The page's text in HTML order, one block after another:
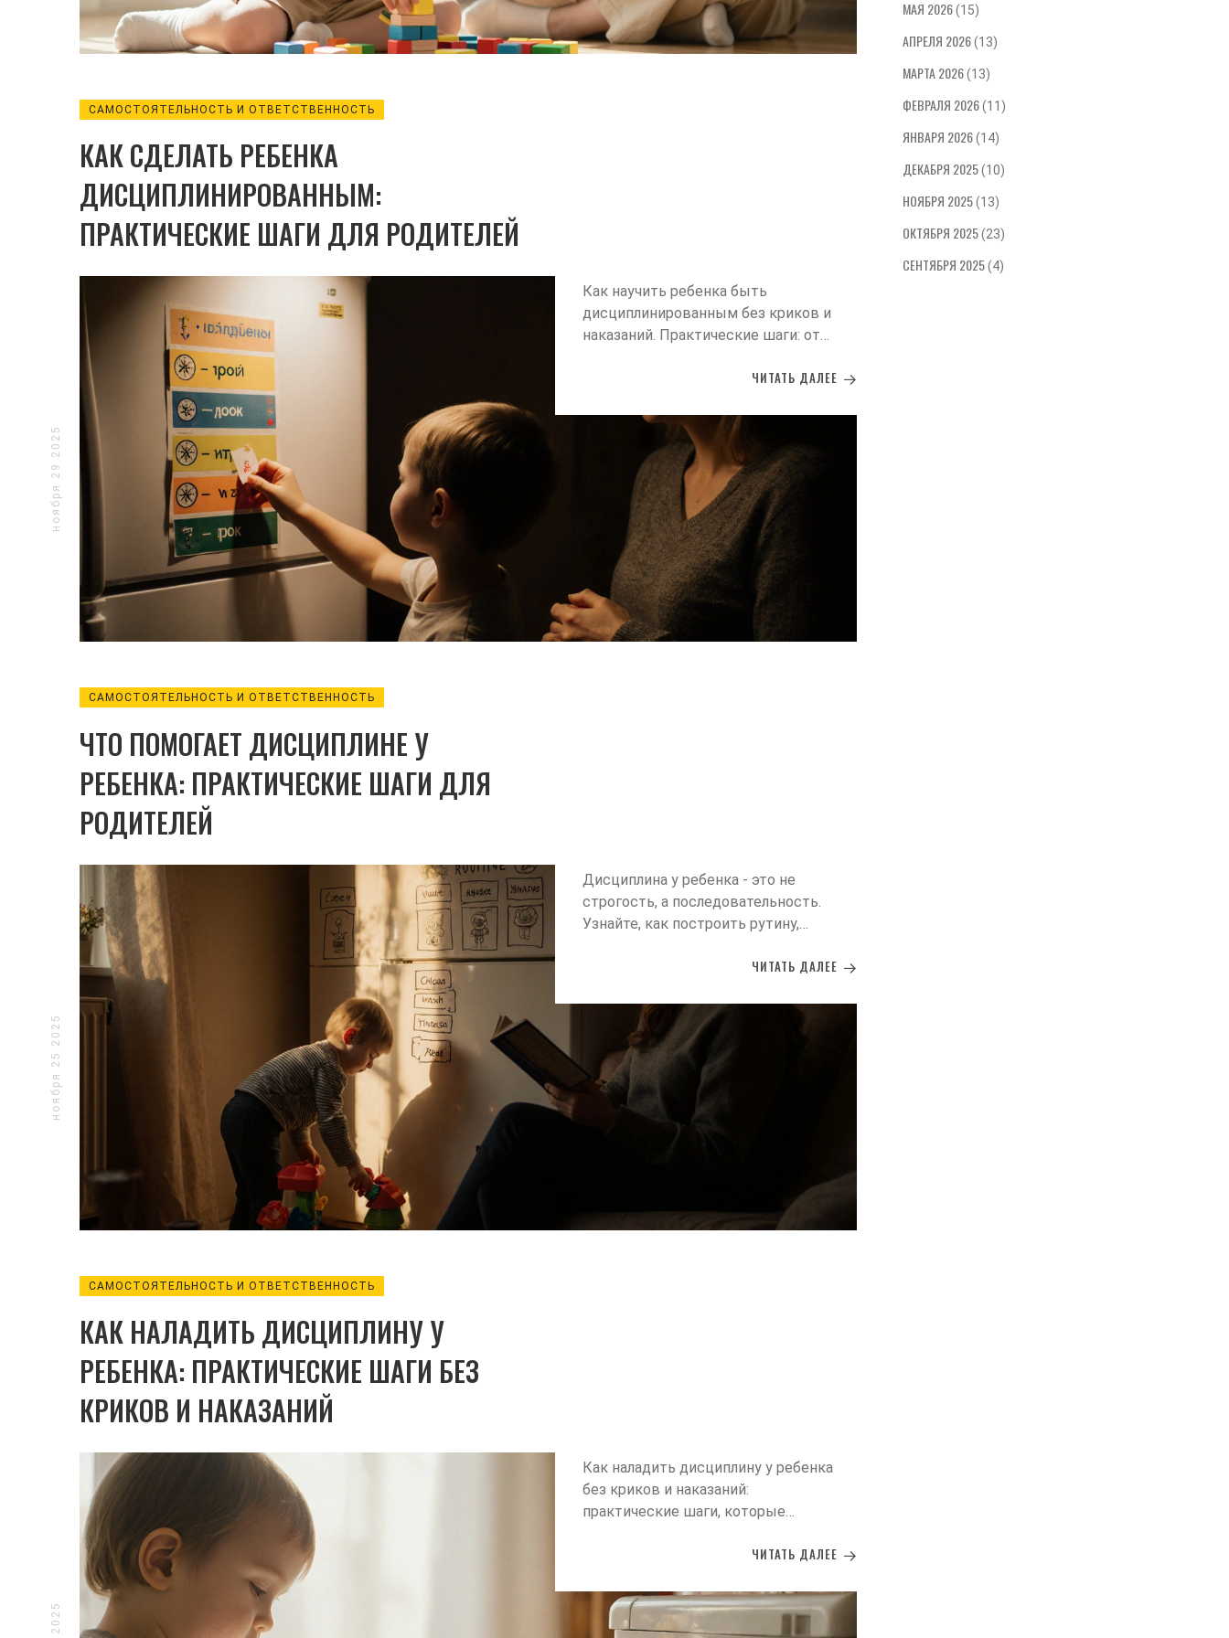
САМОСТОЯТЕЛЬНОСТЬ И ОТВЕТСТВЕННОСТЬ
КАК СДЕЛАТЬ РЕБЕНКА
ДИСЦИПЛИНИРОВАННЫМ:
ПРАКТИЧЕСКИЕ ШАГИ ДЛЯ РОДИТЕЛЕЙ
Как научить ребенка быть
дисциплинированным без криков и
наказаний. Практические шаги: от
привычки. Дисциплина - это неЧИТАТЬ ДАЛЕЕ
ноября 29 2025
САМОСТОЯТЕЛЬНОСТЬ И ОТВЕТСТВЕННОСТЬ
ЧТО ПОМОГАЕТ ДИСЦИПЛИНЕ У
РЕБЕНКА: ПРАКТИЧЕСКИЕ ШАГИ ДЛЯ
РОДИТЕЛЕЙ
Дисциплина у ребенка - это не
строгость, а последовательность.
Узнайте, как построить рутину,
ребенок учился ответственности без
ЧИТАТЬ ДАЛЕЕ
ноября 25 2025
САМОСТОЯТЕЛЬНОСТЬ И ОТВЕТСТВЕННОСТЬ
КАК НАЛАДИТЬ ДИСЦИПЛИНУ У
РЕБЕНКА: ПРАКТИЧЕСКИЕ ШАГИ БЕЗ
КРИКОВ И НАКАЗАНИЙ
Как наладить дисциплину у ребенка
без криков и наказаний:
практические шаги, которые
создавать внутреннюю мотивацию,
ЧИТАТЬ ДАЛЕЕ
МАЯ 2026(15)
АПРЕЛЯ 2026(13)
МАРТА 2026(13)
ФЕВРАЛЯ 2026(11)
ЯНВАРЯ 2026(14)
ДЕКАБРЯ 2025(10)
НОЯБРЯ 2025(13)
ОКТЯБРЯ 2025(23)
СЕНТЯБРЯ 2025(4)